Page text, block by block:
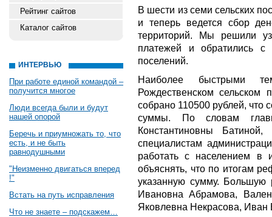
Рейтинг сайтов
Каталог сайтов
ИНТЕРВЬЮ
При работе единой командой –
получится многое
Люди всегда были и будут
нашей опорой
Беречь и приумножать то, что
есть, и не быть
равнодушными
"Неизменно двигаться вперед
!"
Встать на путь исправления
Что не знаете – подскажем…
В шести из семи сельских
и теперь ведется сбор
территорий. Мы решили
платежей и обратились с
поселений.
Наиболее быстрыми
Рождественском сельском
собрано 110500 рублей, что
суммы. По словам
Константиновны
специалистам
работать с населением в
объяснять, что по итогам
указанную сумму. Большую
Ивановна Абрамова,
Яковлевна Некрасова, Иван